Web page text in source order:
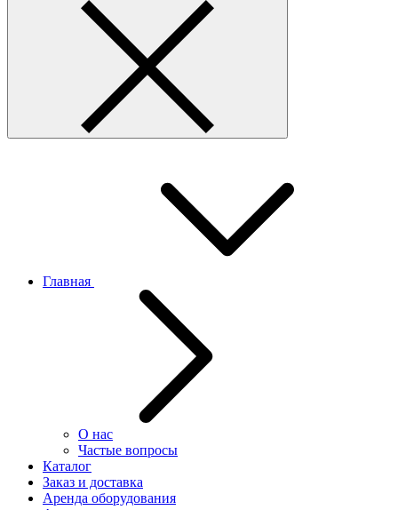
Главная
О нас
Частые вопросы
Каталог
Заказ и доставка
Аренда оборудования